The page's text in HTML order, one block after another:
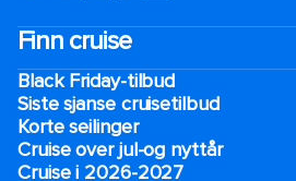
Finn cruise
Black Friday-tilbud
Siste sjanse cruisetilbud
Korte seilinger
Cruise over jul-og nyttår
Cruise i 2026-2027